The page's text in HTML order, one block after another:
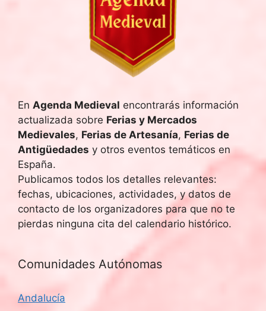
En Agenda Medieval encontrarás información
actualizada sobre Ferias y Mercados
Medievales, Ferias de Artesanía, Ferias de
Antigüedades y otros eventos temáticos en
España.
Publicamos todos los detalles relevantes:
fechas, ubicaciones, actividades, y datos de
contacto de los organizadores para que no te
pierdas ninguna cita del calendario histórico.
Comunidades Autónomas
Andalucía